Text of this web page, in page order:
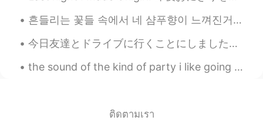
흔들리는 꽃들 속에서 네 샴푸향이 느껴진거야 I really love this song haha #yourshampooscentintheflowers # JangBe...
今日友達とドライブに行くことにしました。そこに、男の子は僕のとなりに座りました。彼は動物の森の本を読んでいて、英語で単語の意味を尋ねました。その後、僕にプレゼントをくれました。動物の森スコッチテ...
the sound of the kind of party i like going to😌 私が好きなパーティーはこんな感じ así suenan las fiestas que me en...
ติดตามเรา